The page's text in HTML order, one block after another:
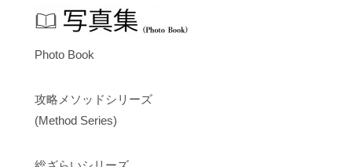
Photo Book
攻略メソッドシリーズ
(Method Series)